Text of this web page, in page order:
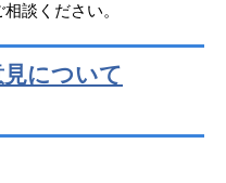
談ください。
について